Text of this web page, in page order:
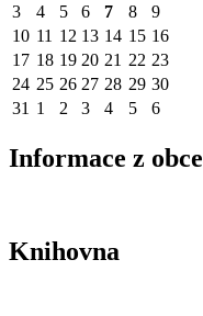
3
4 5 6 7 8
9
10 11 12 13 14 15 16
17 18 19 20 21 22 23
24 25 26 27 28 29 30
31 1 2 3 4 5 6
Informace z obce
Knihovna